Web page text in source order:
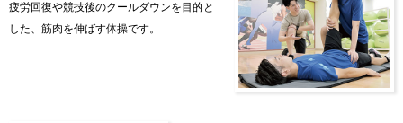
疲労回復や競技後のクールダウンを目的と
した、筋肉を伸ばす体操です。